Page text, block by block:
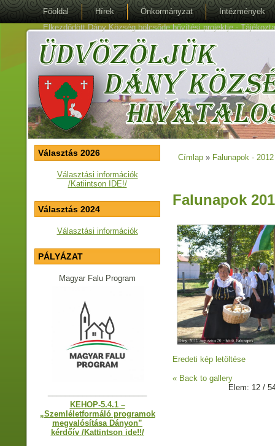
Főoldal Hírek Önkormányzat
Intézmények
Elkezdődött Dány Község bölcsőde bővítési projektje -
Választás 2026
Választási információk
/Katiintson IDE!/
Választás 2024
Választási információk
PÁLYÁZAT
Magyar Falu Program
KEHOP-5.4.1 –
„Szemléletformáló programok
megvalósítása Dányon”
kérdőív /Kattintson ide!!/
Jelenlegi hely
Címlap » Falunapok -
Falunapok
Eredeti kép letöltése
« Back to gallery
Elem: 12 /